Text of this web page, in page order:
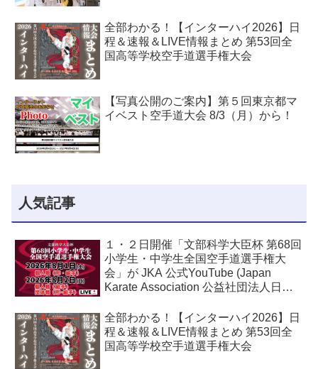
全部わかる！【インターハイ2026】日
程＆速報＆LIVE情報まとめ 第53回全
国高等学校空手道選手権大会
【写真公開のご案内】第５回東京都マ
イベスト空手道大会 8/3（月）から！
人気記事
１・２日開催「文部科学大臣杯 第68回
小学生・中学生全国空手道選手権大
会」が JKA 公式YouTube (Japan
Karate Association 公益社団法人日本
全部わかる！【インターハイ2026】日
程＆速報＆LIVE情報まとめ 第53回全
国高等学校空手道選手権大会